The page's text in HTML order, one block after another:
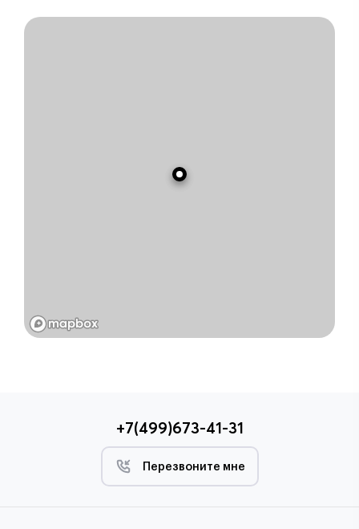
+7(499)673-41-31
Перезвоните мне